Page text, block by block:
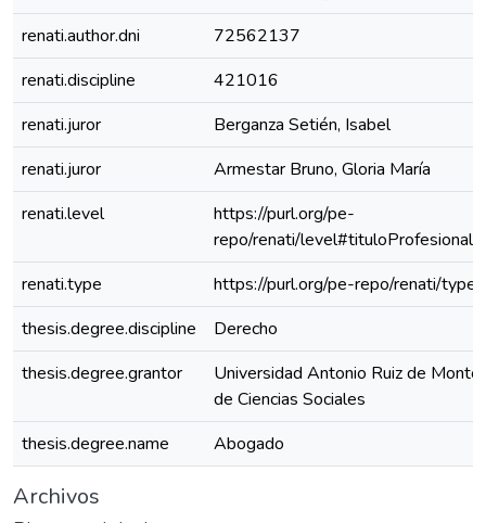
renati.author.dni
72562137
renati.discipline
421016
renati.juror
Berganza Setién, Isabel
renati.juror
Armestar Bruno, Gloria María
renati.level
https://purl.org/pe-
repo/renati/level#tituloProfesional
renati.type
https://purl.org/pe-repo/renati/
thesis.degree.discipline
Derecho
thesis.degree.grantor
Universidad Antonio Ruiz de
de Ciencias Sociales
thesis.degree.name
Abogado
Archivos